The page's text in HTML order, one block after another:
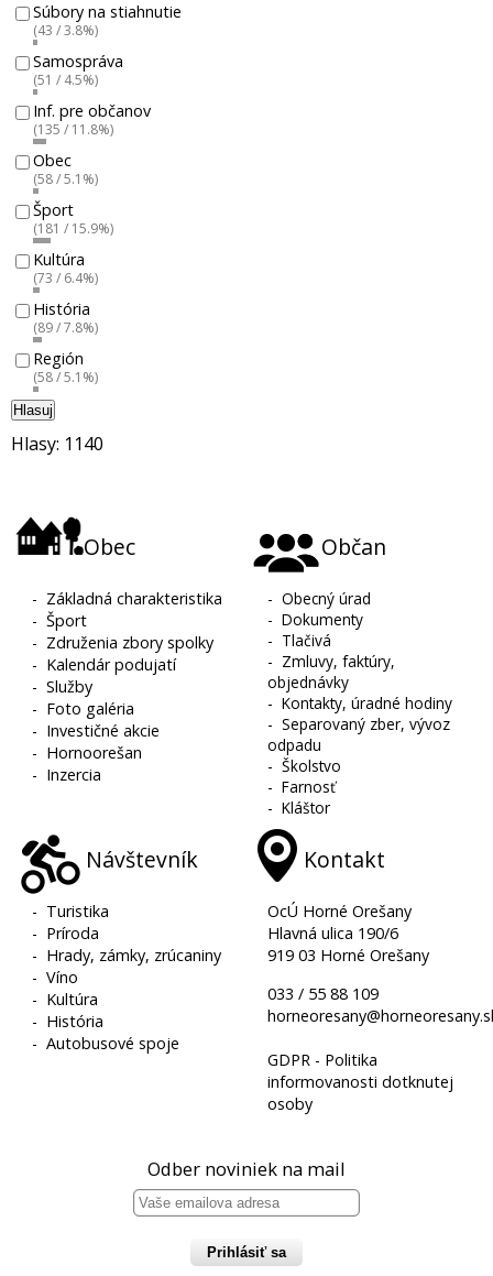
Súbory na stiahnutie
(43 / 3.8%)
Samospráva
(51 / 4.5%)
Inf. pre občanov
(135 / 11.8%)
Obec
(58 / 5.1%)
Šport
(181 / 15.9%)
Kultúra
(73 / 6.4%)
História
(89 / 7.8%)
Región
(58 / 5.1%)
Hlasuj
Hlasy: 1140
Obec
- Základná charakteristika
-Šport
- Združenia zbory spolky
- Kalendár podujatí
-Služby
- Foto galéria
- Investičné akcie
- Hornoorešan
- Inzercia
Občan
-Obecný úrad
-Dokumenty
- Tlačivá
- Zmluvy, faktúry,
objednávky
-Kontakty, úradné hodiny
-Separovaný zber, vývoz
odpadu
-Školstvo
-Farnosť
-Kláštor
Návštevník
- Turistika
- Príroda
- Hrady, zámky, zrúcaniny
-Víno
- Kultúra
- História
-Autobusové spoje
Kontakt
OcÚ Horné Orešany
Hlavná ulica 190/6
919 03 Horné Orešany
033 / 55 88 109
GDPR - Politika
informovanosti dotknutej
osoby
Odber noviniek na mail
Prihlásiť sa